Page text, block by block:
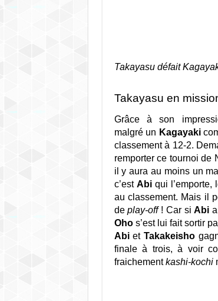
Takayasu défait
Takayasu en
Grâce à son
malgré un Kagayaki
classement à 12-2.
remporter ce tournoi de
il y aura au moins un
c’est Abiqui l’emporte,
au classement. Mais il
deplay-off! Car siAbi
Oho s’est lui fait sortir
Abiet Takakeisho
finale à trois, à voir
fraichementkashi-kochi